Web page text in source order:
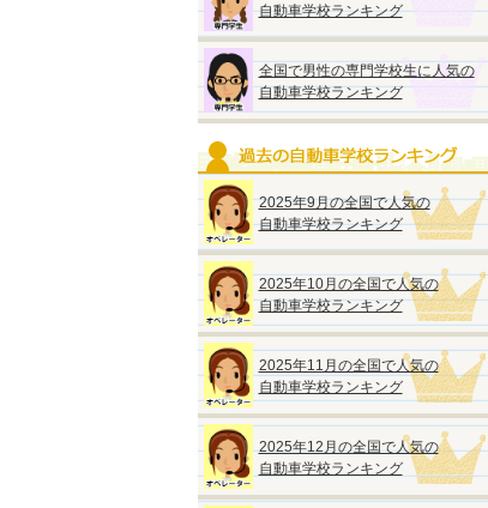
自動車学校ランキング
全国で男性の専門学校生に人気の
自動車学校ランキング
2025年9月の全国で人気の
自動車学校ランキング
2025年10月の全国で人気の
自動車学校ランキング
2025年11月の全国で人気の
自動車学校ランキング
2025年12月の全国で人気の
自動車学校ランキング